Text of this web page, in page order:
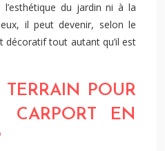
du jardin ni à la
il peut devenir, selon le
décoratif tout autant qu’il est
TERRAIN POUR
CARPORT EN